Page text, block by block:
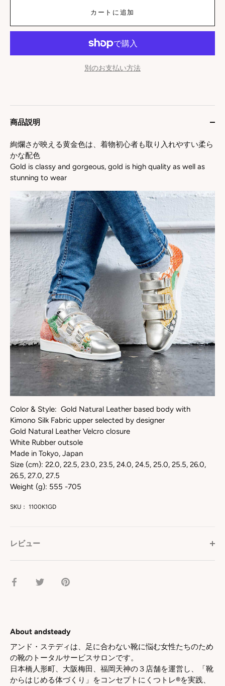
カートに追加
別のお支払い方法
商品説明
絢爛さが映える黄金色は、着物初心者も取り入れやすい柔ら
かな配色
Gold is classy and gorgeous, gold is high quality as well as
stunning to wear
Color & Style: Gold Natural Leather based body with
Kimono Silk Fabric upper selected by designer
Gold Natural Leather Velcro closure
White Rubber outsole
Made in Tokyo, Japan
Size (cm): 22.0, 22.5, 23.0, 23.5, 24.0, 24.5, 25.0, 25.5, 26.0,
26.5, 27.0, 27.5
Weight (g): 555 -705
SKU： 1100K1GD
レビュー
facebookTwitterpinterest
About andsteady
アンド・ステディは、足に合わない靴に悩む女性たちのため
の靴のトータルサービスサロンです。
日本橋人形町、大阪梅田、福岡天神の３店舗を運営し、「靴
からはじめる体づくり」をコンセプトにくつトレ®を実践、